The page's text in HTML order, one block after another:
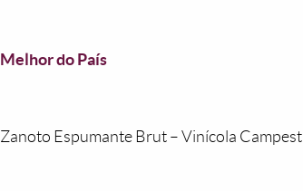
Melhor do País
Zanoto Espumante Brut – Vinícola